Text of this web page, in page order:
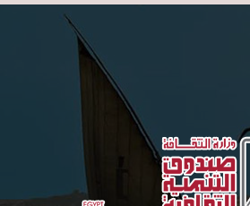
Skip to main content